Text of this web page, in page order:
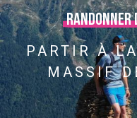
Randonner
PARTIR À
MASSIF